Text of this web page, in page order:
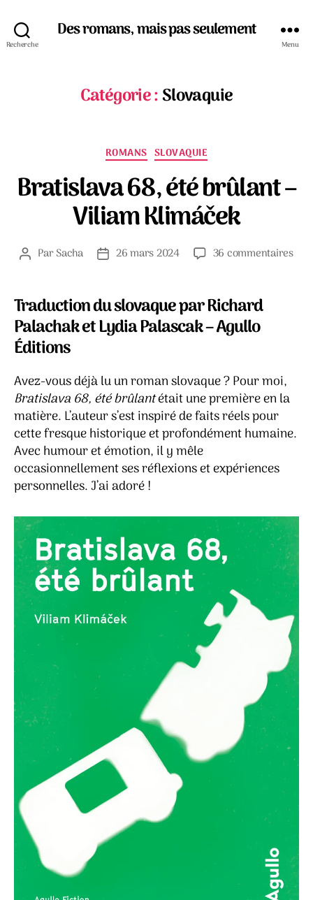
Recherche
Des romans, mais pas seulement
Menu
Catégorie :Slovaquie
Catégories
ROMANS SLOVAQUIE
Bratislava 68, été brûlant –
Viliam Klimáček
Auteur
ParSacha
Date26 mars 2024 36 commentairessur
Traduction du slovaque par Richard
Palachak et Lydia Palascak – Agullo
Éditions
Avez-vous déjà lu un roman slovaque ? Pour moi,
Bratislava 68, été brûlantétait une première en la
matière. L’auteur s’est inspiré de faits réels pour
cette fresque historique et profondément humaine.
Avec humour et émotion, il y mêle
occasionnellement ses réflexions et expériences
personnelles. J’ai adoré !